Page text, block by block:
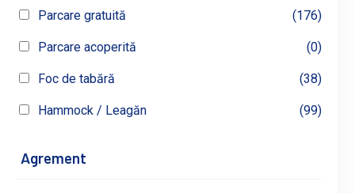
Parcare gratuită (176)
Parcare acoperită (0)
Foc de tabără (38)
Hammock / Leagăn (99)
Agrement